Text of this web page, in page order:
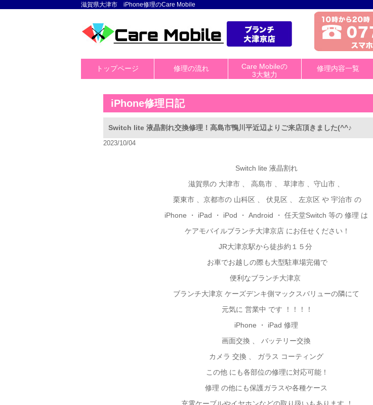
滋賀県大津市 iPhone修理のCare Mobile
トップページ 修理の流れ
Care Mobileの
3大魅力
修理内容一覧
iPhone修理日記
Switch lite 液晶割れ交換修理！高島市鴨川平近辺よりご来店頂きました(^^♪
2023/10/04
Switch lite 液晶割れ
滋賀県の 大津市 、 高島市 、 草津市 、守山市 、
栗東市 、京都市の 山科区 、 伏見区 、 左京区 や 宇治市 の
iPhone
・ iPad ・ iPod ・ Android ・ 任天堂Switch 等の 修理 は
ケアモバイルブランチ大津京店 にお任せください！
JR大津京駅から徒歩約１５分
お車でお越しの際も大型駐車場完備で
便利なブランチ大津京
ブランチ大津京 ケーズデンキ側マックスバリューの隣にて
元気に 営業中 です ！！！！
iPhone
・ iPad 修理
画面交換 、 バッテリー交換
カメラ 交換 、 ガラス コーティング
この他 にも各部位の修理に対応可能！
修理 の他にも保護ガラスや各種ケース